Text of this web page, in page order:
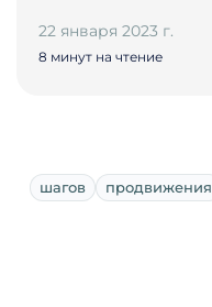
22 января 2023 г.
8 минут на чтение
шагов продвижения